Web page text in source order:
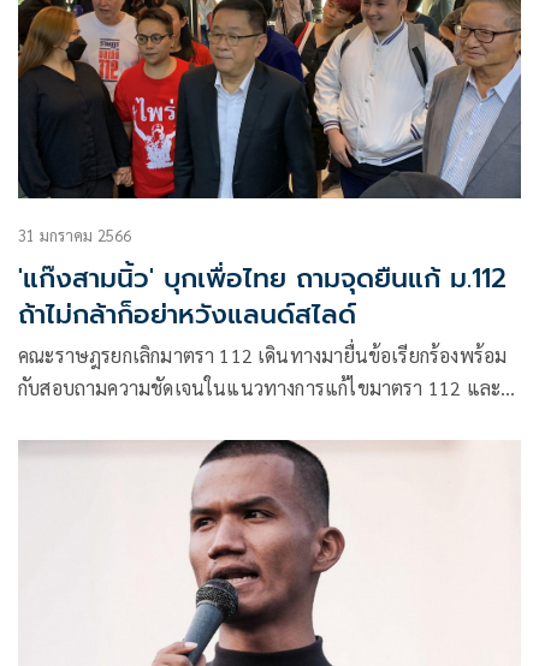
31 มกราคม 2566
'แก๊งสามนิ้ว' บุกเพื่อไทย ถามจุดยืนแก้ ม.112
ถ้าไม่กล้าก็อย่าหวังแลนด์สไลด์
คณะราษฎรยกเลิกมาตรา 112 เดินทางมายื่นข้อเรียกร้องพร้อม
กับสอบถามความชัดเจนในแนวทางการแก้ไขมาตรา 112 และ
ร้องมายังน.ส.แพทองธาร ชินวัตร หัวหน้าครอบครัวเพื่อไทย